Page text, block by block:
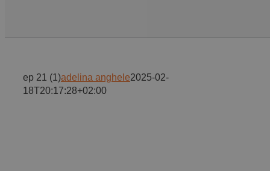
Programe
ep 21 (1)adelina anghele2025-02-
18T20:17:28+02:00